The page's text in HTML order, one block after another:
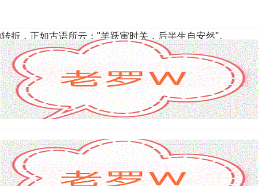
，正如古语所云："羊跃寅时关，后半生自安然"。